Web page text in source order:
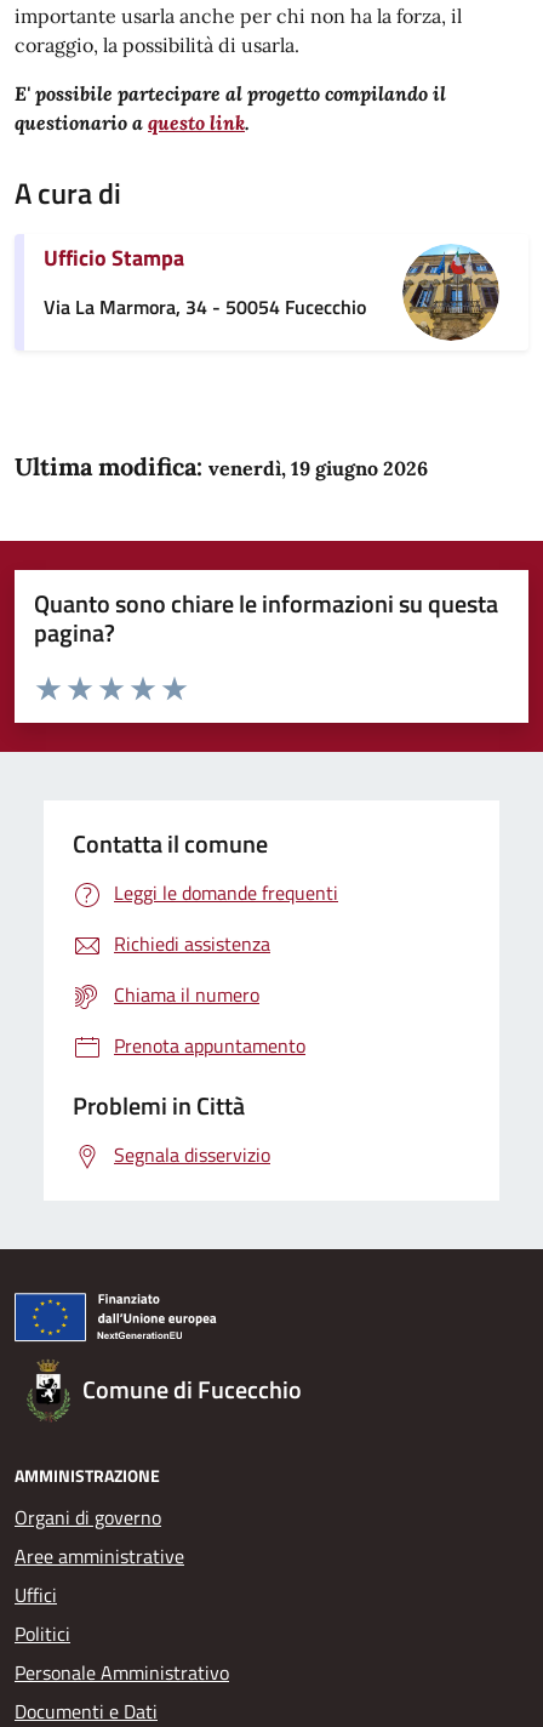
importante usarla anche per chi non ha la forza, il
coraggio, la possibilità di usarla.
E' possibile partecipare al progetto compilando il
questionario a questo link.
A cura di
Ufficio Stampa
Via La Marmora, 34 - 50054 Fucecchio
Ultima modifica: venerdì, 19 giugno 2026
Quanto sono chiare le informazioni su questa
pagina?
Domanda
Valuta da 1 a 5 stelle la pagina
Valuta 5 stelle su 5
Valuta 4 stelle su 5
Valuta 3 stelle su 5
Valuta 2 stelle su 5
Valuta 1 stelle su 5
Contatta il comune
Leggi le domande frequenti
Richiedi assistenza
Chiama il numero
Prenota appuntamento
Problemi in Città
Segnala disservizio
Comune di Fucecchio
AMMINISTRAZIONE
Organi di governo
Aree amministrative
Uffici
Politici
Personale Amministrativo
Documenti e Dati